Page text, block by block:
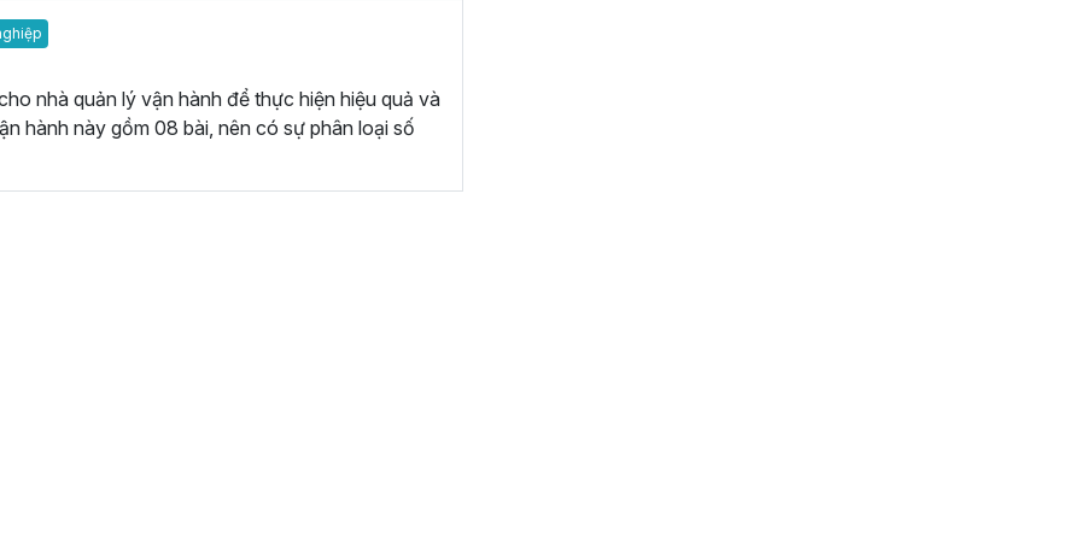
nhà quản lý vận hành để thực hiện hiệu quả và
hành này gồm 08 bài, nên có sự phân loại số